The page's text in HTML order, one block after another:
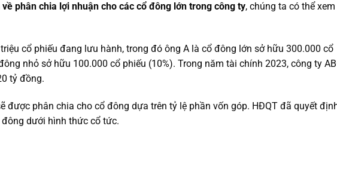
phân chia lợi nhuận cho các cổ đông lớn trong công ty, chúng ta có thể
cổ phiếu đang lưu hành, trong đó ông A là cổ đông lớn sở hữu 300.000 cổ
nhỏ sở hữu 100.000 cổ phiếu (10%). Trong năm tài chính 2023, công ty
tỷ đồng.
được phân chia cho cổ đông dựa trên tỷ lệ phần vốn góp. HĐQT đã quyết
dưới hình thức cổ tức.